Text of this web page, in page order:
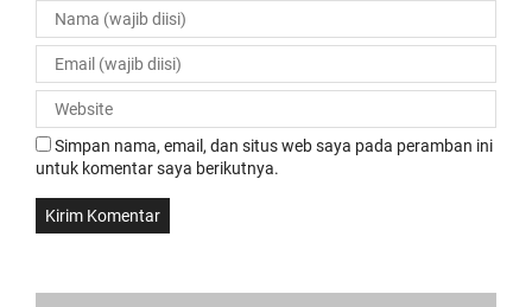
Simpan nama, email, dan situs web saya pada peramban ini
untuk komentar saya berikutnya.